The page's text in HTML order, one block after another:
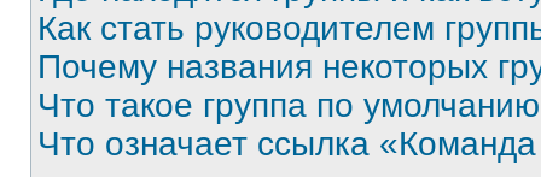
Как стать руководителем
Почему названия некоторых
Что такое группа по
Что означает ссылка